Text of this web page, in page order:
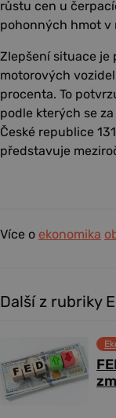
růstu cen u
pohonných hmot v
Zlepšení situace je
motorových
procenta. To
podle kterých se
České republice
představuje
Více o ekonomika
Další z rubriky